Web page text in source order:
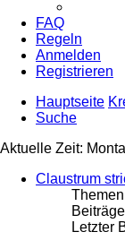
FAQ
Regeln
Anmelden
Registrieren
Hauptseite
Suche
Aktuelle Zeit:
Claustrum
Themen
Beiträge
Letzter